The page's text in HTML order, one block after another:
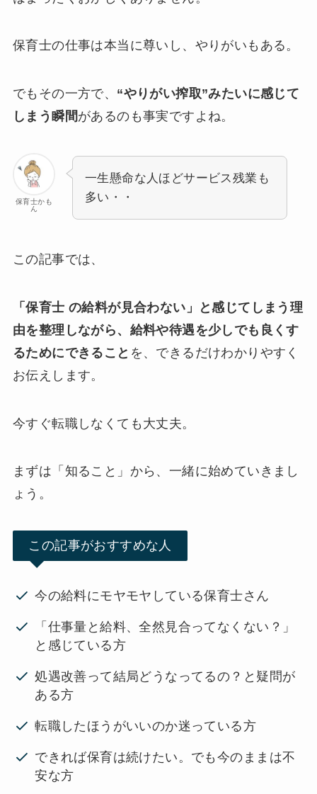
保育士の仕事は本当に尊いし、やりがいもある。
でもその一方で、 “やりがい搾取”みたいに感じて
しまう瞬間があるのも事実ですよね。
保育士かも
ん
一生懸命な人ほどサービス残業も
多い・・
この記事では、
「保育士 の給料が見合わない」と感じてしまう理
由を整理しながら、給料や待遇を少しでも良くす
るためにできること を、できるだけわかりやすく
お伝えします。
今すぐ転職しなくても大丈夫。
まずは「知ること」から、一緒に始めていきまし
ょう。
この記事がおすすめな人
今の給料にモヤモヤしている保育士さん
「仕事量と給料、全然見合ってなくない？」
と感じている方
処遇改善って結局どうなってるの？と疑問が
ある方
転職したほうがいいのか迷っている方
できれば保育は続けたい。でも今のままは不
安な方